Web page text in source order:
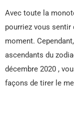
Avec toute la
pourriez vous sentir
moment.
ascendants du
décembre 2020 ,
façons de tirer le